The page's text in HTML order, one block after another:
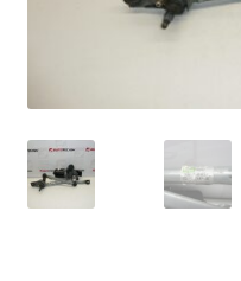
Politique de confidentialité
Procédure de Réclamation